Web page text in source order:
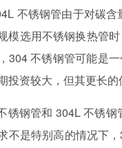
不锈钢管由于对碳含
模选用不锈钢换热管
304 不锈钢管可能是
投资较大，但其更长
锈钢管和 304L 不锈
不是特别高的情况下